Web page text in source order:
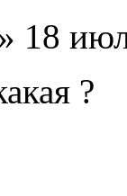
18
?